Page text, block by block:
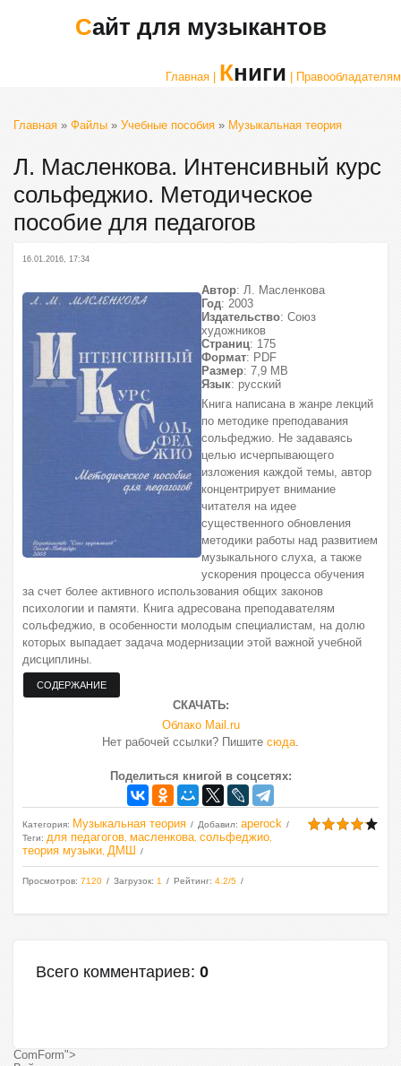
Сайт для музыкантов
Главная | Книги | Правообладателям
Главная » Файлы » Учебные пособия » Музыкальная теория
Л. Масленкова. Интенсивный курс
сольфеджио. Методическое
пособие для педагогов
16.01.2016, 17:34
Автор: Л. Масленкова
Год: 2003
Издательство: Союз
художников
Страниц: 175
Формат: PDF
Размер: 7,9 МВ
Язык: русский
Книга написана в жанре лекций
по методике преподавания
сольфеджио. Не задаваясь
целью исчерпывающего
изложения каждой темы, автор
концентрирует внимание
читателя на идее
существенного обновления
методики работы над развитием
музыкального слуха, а также
ускорения процесса обучения
за счет более активного использования общих законов
психологии и памяти. Книга адресована преподавателям
сольфеджио, в особенности молодым специалистам, на долю
которых выпадает задача модернизации этой важной учебной
дисциплины.
СКАЧАТЬ:
Облако Mail.ru
Нет рабочей ссылки? Пишите сюда.
Поделиться книгой в соцсетях:
Категория: Музыкальная теория Добавил: aperock
Теги: для педагогов масленкова сольфеджио
теория музыки ДМШ
Просмотров: 7120 Загрузок: 1 Рейтинг: 4.2/5
Всего комментариев: 0
ComForm">